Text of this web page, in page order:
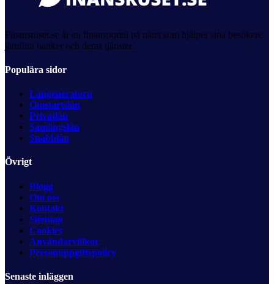
Finansruset.se är en finansportal på nätet som hjälper sina besökare
jämföra banker och deras tjänster.
Populära sidor
Långeneratorn
Omstartslån
Privatlån
Samlingslån
Snabblån
Övrigt
Blogg
Om oss
Kontakt
Sitemap
Cookies
Användarvillkor
Personuppgiftspolicy
Senaste inläggen